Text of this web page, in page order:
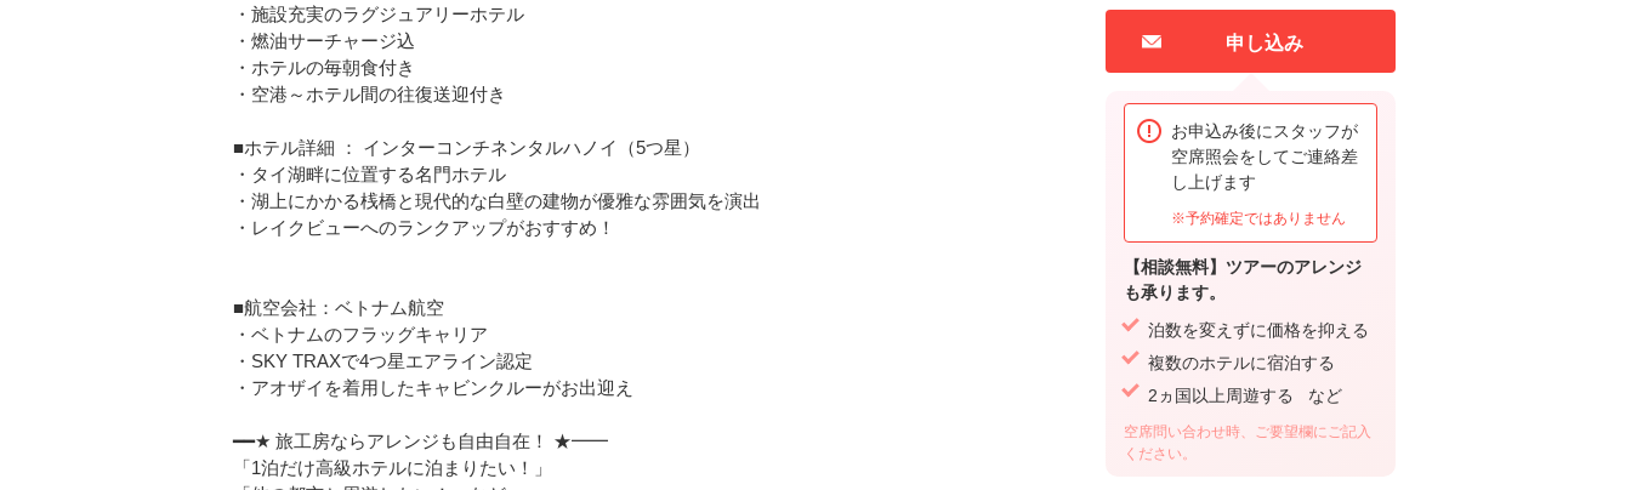
・施設充実のラグジュアリーホテル
・燃油サーチャージ込
・ホテルの毎朝食付き
・空港～ホテル間の往復送迎付き
■ホテル詳細 ： インターコンチネンタルハノイ（5つ星）
・タイ湖畔に位置する名門ホテル
・湖上にかかる桟橋と現代的な白壁の建物が優雅な雰囲気を演出
・レイクビューへのランクアップがおすすめ！
■航空会社：ベトナム航空
・ベトナムのフラッグキャリア
・SKY TRAXで4つ星エアライン認定
・アオザイを着用したキャビンクルーがお出迎え
━━★ 旅工房ならアレンジも自由自在！ ★━━
「1泊だけ高級ホテルに泊まりたい！」
申し込み
お申込み後にスタッフが
空席照会をしてご連絡差
し上げます
※予約確定ではありません
【相談無料】ツアーのアレンジ
も承ります。
泊数を変えずに価格を抑える
複数のホテルに宿泊する
2ヵ国以上周遊する など
空席問い合わせ時、ご要望欄にご記入
ください。